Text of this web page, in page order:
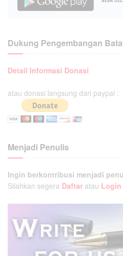
Dukung Pengembangan
Detail Informasi Donasi
atau donasi langsung dari paypal :
Menjadi Penulis
Ingin berkontribusi menjadi
Silahkan segera Daftar atau Login